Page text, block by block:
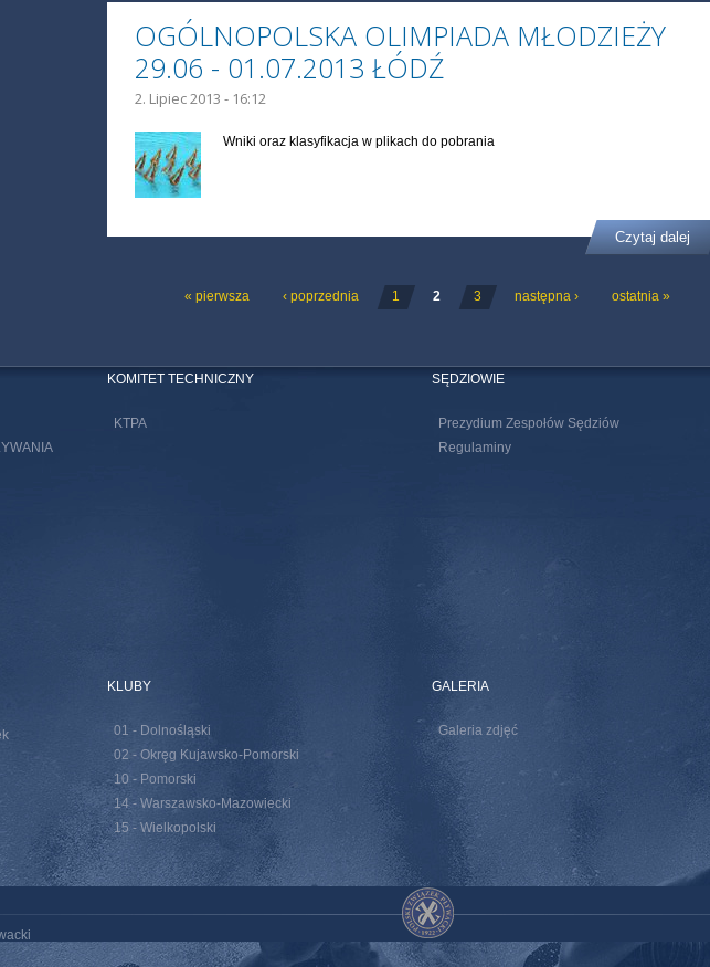
OGÓLNOPOLSKA OLIMPIADA MŁODZIEŻY
29.06 - 01.07.2013 ŁÓDŹ
2. Lipiec 2013 - 16:12
Wniki oraz klasyfikacja w plikach do pobrania
Czytaj dalej
STRONY
« pierwsza ‹ poprzednia 1 2 3 następna › ostatnia »
KOMITET TECHNICZNY
KTPA
SĘDZIOWIE
Prezydium Zespołów Sędziów
Regulaminy
KLUBY
01 - Dolnośląski
02 - Okręg Kujawsko-Pomorski
10 - Pomorski
14 - Warszawsko-Mazowiecki
15 - Wielkopolski
GALERIA
Galeria zdjęć